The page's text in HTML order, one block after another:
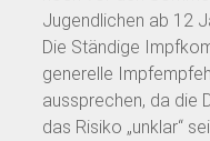
Jugendlichen ab 12
Die Ständige
generelle
aussprechen, da die
das Risiko „unklar“